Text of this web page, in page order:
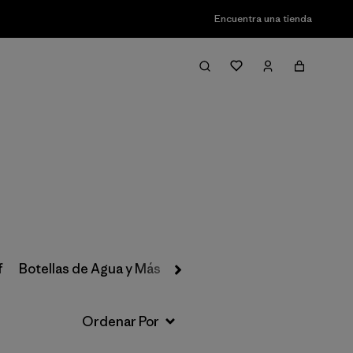
Encuentra una tienda
Filter & Sort
Botellas de Agua y Más Cuidado del Equipo